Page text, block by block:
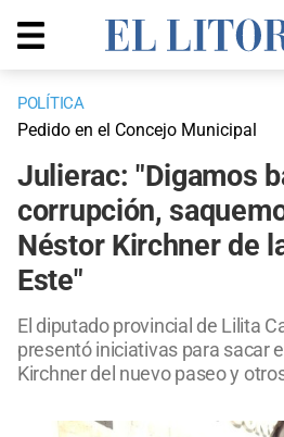
POLÍTICA
Pedido en el Concejo Municipal
Julierac: "Digamos
corrupción,
Néstor Kirchner de
Este"
El diputado provincial de Lilita
presentó iniciativas para sacar
Kirchner del nuevo paseo y